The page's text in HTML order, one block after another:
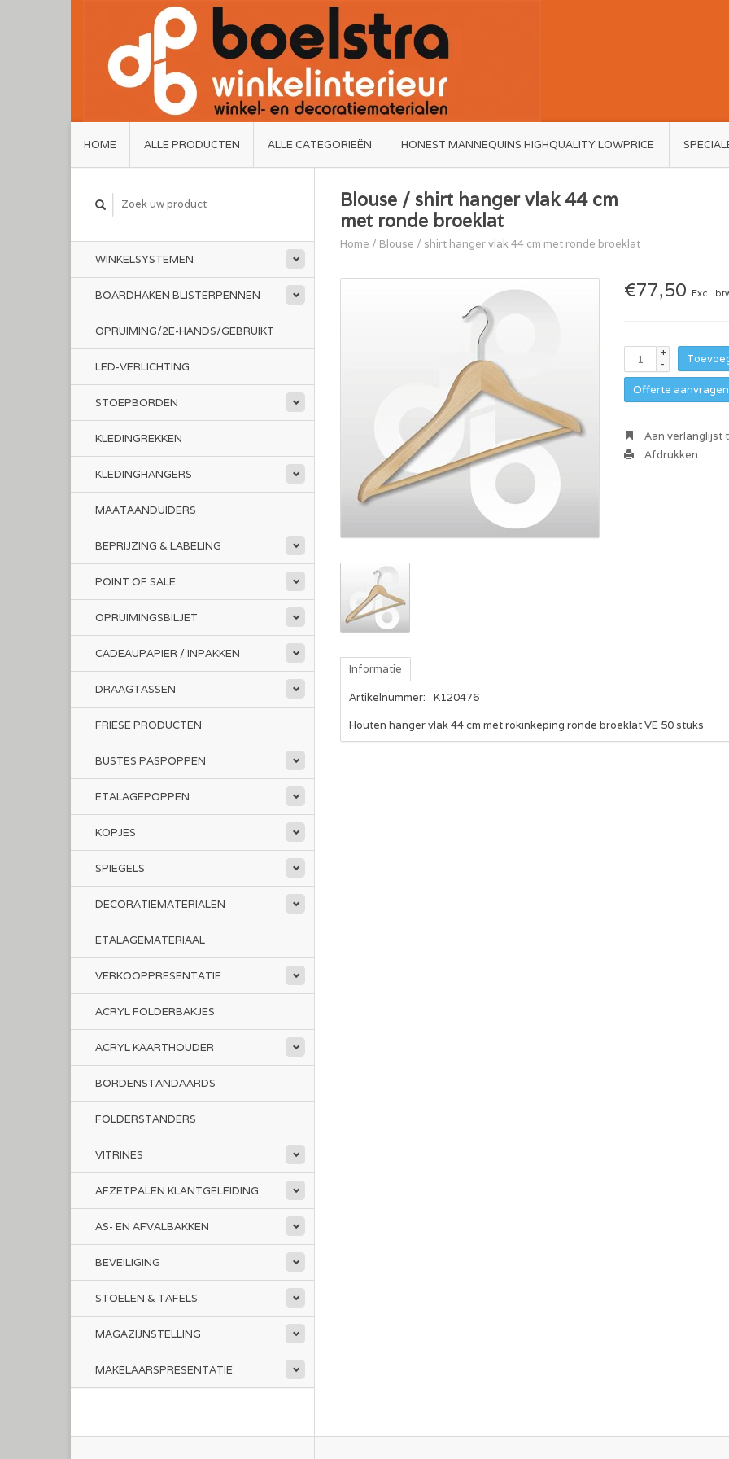
HOME ALLE PRODUCTEN ALLE CATEGORIEËN HONEST MANNEQUINS HIGHQUALITY LOWPRICE
WINKELSYSTEMEN
BOARDHAKEN BLISTERPENNEN
OPRUIMING/2E-HANDS/GEBRUIKT
LED-VERLICHTING
STOEPBORDEN
KLEDINGREKKEN
KLEDINGHANGERS
MAATAANDUIDERS
BEPRIJZING & LABELING
POINT OF SALE
OPRUIMINGSBILJET
CADEAUPAPIER / INPAKKEN
DRAAGTASSEN
FRIESE PRODUCTEN
BUSTES PASPOPPEN
ETALAGEPOPPEN
KOPJES
SPIEGELS
DECORATIEMATERIALEN
ETALAGEMATERIAAL
VERKOOPPRESENTATIE
ACRYL FOLDERBAKJES
ACRYL KAARTHOUDER
BORDENSTANDAARDS
FOLDERSTANDERS
VITRINES
AFZETPALEN KLANTGELEIDING
AS- EN AFVALBAKKEN
BEVEILIGING
STOELEN & TAFELS
MAGAZIJNSTELLING
MAKELAARSPRESENTATIE
Blouse / shirt hanger vlak 44 cm
met ronde broeklat
Home / Blouse / shirt hanger vlak 44 cm met ronde broeklat
€77,50 Excl.
+
-
Offerte
Aan verlanglijst
Afdrukken
Informatie
Artikelnummer:
K120476
Houten hanger vlak 44 cm met rokinkeping ronde broeklat VE 50 stuks